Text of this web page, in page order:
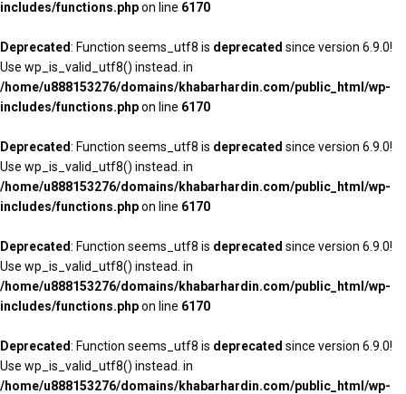
includes/functions.phpon line 6170
Deprecated: Function seems_utf8 is deprecated since version 6.9.0!
Use wp_is_valid_utf8() instead. in
/home/u888153276/domains/khabarhardin.com/public_html/wp-
includes/functions.phpon line 6170
Deprecated: Function seems_utf8 is deprecated since version 6.9.0!
Use wp_is_valid_utf8() instead. in
/home/u888153276/domains/khabarhardin.com/public_html/wp-
includes/functions.phpon line 6170
Deprecated: Function seems_utf8 is deprecated since version 6.9.0!
Use wp_is_valid_utf8() instead. in
/home/u888153276/domains/khabarhardin.com/public_html/wp-
includes/functions.phpon line 6170
Deprecated: Function seems_utf8 is deprecated since version 6.9.0!
Use wp_is_valid_utf8() instead. in
/home/u888153276/domains/khabarhardin.com/public_html/wp-